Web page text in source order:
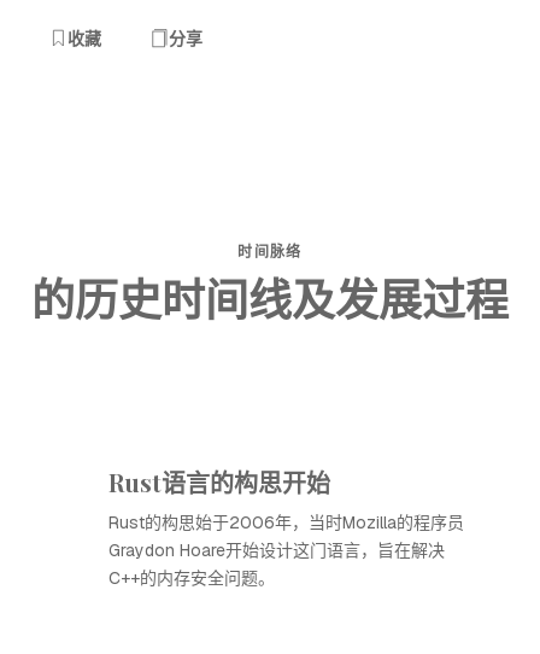
收藏 分享
时间脉络
的历史时间线及发展过程
Rust语言的构思开始
Rust的构思始于2006年，当时Mozilla的程序员
Graydon Hoare开始设计这门语言，旨在解决
C++的内存安全问题。